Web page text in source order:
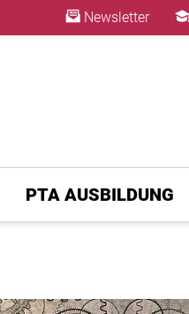
Newsletter
PTA AUSBILDUNG